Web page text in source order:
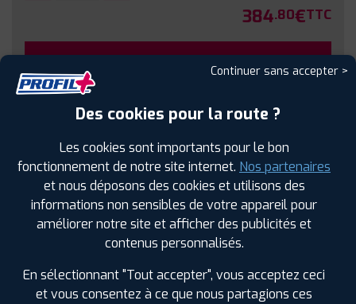
384.80€TTC
Sous réserve de disponibilité en agence
SPÉCIFICATIONS AVIS CLIENTS ÉTIQUETAGE
Continuer sans accepter >
Des cookies pour la route ?
Les cookies sont importants pour le bon
fonctionnement de notre site internet. Nos partenaires
et nous déposons des cookies et utilisons des
informations non sensibles de votre appareil pour
améliorer notre site et afficher des publicités et
contenus personnalisés.
En sélectionnant "Tout accepter", vous acceptez ceci
et vous consentez à ce que nous partagions ces